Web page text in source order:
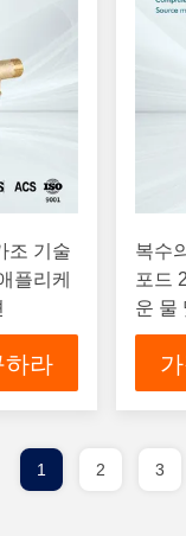
조 기술
플리케
하라
복수
포드
운 물
니다
1 2 3